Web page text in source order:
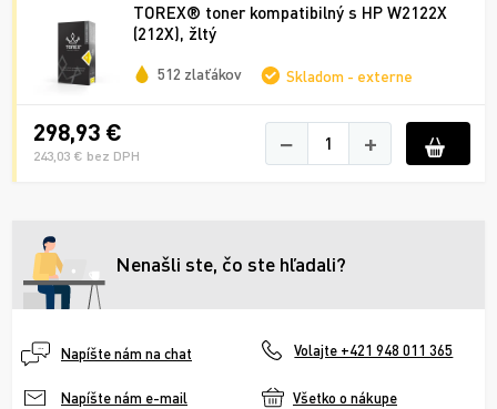
TOREX® toner kompatibilný s HP W2122X
(212X), žltý
512 zlaťákov Skladom - externe
298,93 €
243,03 € bez DPH − +
Nenašli ste, čo ste hľadali?
Napíšte nám na chat Volajte +421 948 011 365
Napíšte nám e-mail Všetko o nákupe